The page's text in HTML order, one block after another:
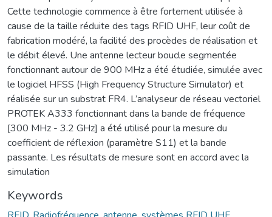
Cette technologie commence à être fortement utilisée à
cause de la taille réduite des tags RFID UHF, leur coût de
fabrication modéré, la facilité des procèdes de réalisation et
le débit élevé. Une antenne lecteur boucle segmentée
fonctionnant autour de 900 MHz a été étudiée, simulée avec
le logiciel HFSS (High Frequency Structure Simulator) et
réalisée sur un substrat FR4. L’analyseur de réseau vectoriel
PROTEK A333 fonctionnant dans la bande de fréquence
[300 MHz - 3.2 GHz] a été utilisé pour la mesure du
coefficient de réflexion (paramètre S11) et la bande
passante. Les résultats de mesure sont en accord avec la
simulation
Keywords